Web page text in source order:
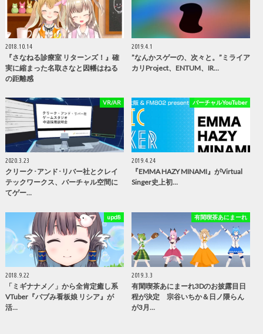
2018.10.14
『さなねる診療室 リターンズ！』確
実に縮まった名取さなと因幡はねる
の距離感
2019.4.1
”なんかスゲーの、次々と。”ミライア
カリProject、ENTUM、IR…
VR/AR
2020.3.23
クリーク･アンド･リバー社とクレイ
テックワークス、バーチャル空間に
てゲー…
バーチャルYouTuber
2019.4.24
『EMMA HAZY MINAMI』がVirtual
Singer史上初…
upd8
2018.9.22
「ミギナナメ／」から全肯定癒し系
VTuber『バブみ看板娘 リシア』が
活…
有閑喫茶あにまーれ
2019.3.3
有閑喫茶あにまーれ3Dのお披露目日
程が決定 宗谷いちか＆日ノ隈らん
が3月…